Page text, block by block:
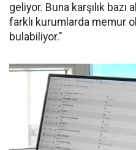
geliyor. Buna karşılık
farklı kurumlarda memur
bulabiliyor."